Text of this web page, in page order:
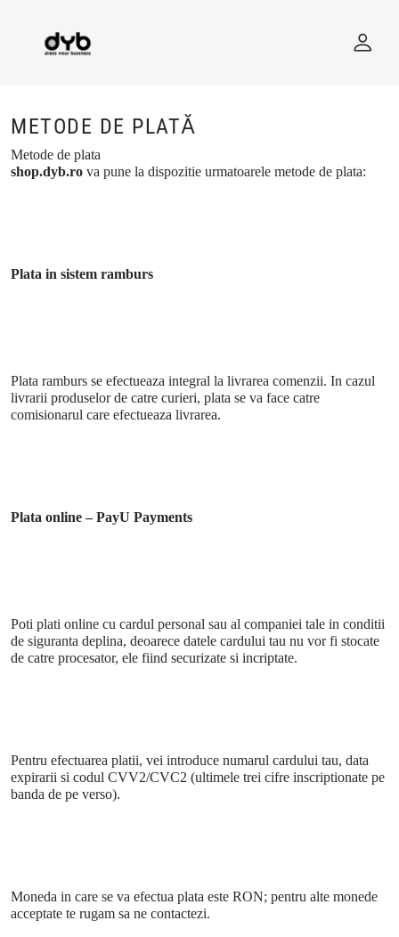
METODE DE PLATĂ
Metode de plata
shop.dyb.ro va pune la dispozitie urmatoarele metode de plata:
Plata in sistem ramburs
Plata ramburs se efectueaza integral la livrarea comenzii. In cazul
livrarii produselor de catre curieri, plata se va face catre
comisionarul care efectueaza livrarea.
Plata online – PayU Payments
Poti plati online cu cardul personal sau al companiei tale in conditii
de siguranta deplina, deoarece datele cardului tau nu vor fi stocate
de catre procesator, ele fiind securizate si incriptate.
Pentru efectuarea platii, vei introduce numarul cardului tau, data
expirarii si codul CVV2/CVC2 (ultimele trei cifre inscriptionate pe
banda de pe verso).
Moneda in care se va efectua plata este RON; pentru alte monede
acceptate te rugam sa ne contactezi.